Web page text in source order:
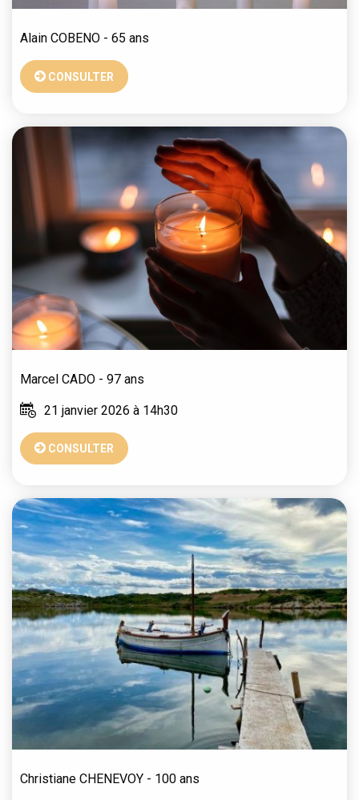
Alain COBENO - 65 ans
CONSULTER
Marcel CADO - 97 ans
21 janvier 2026 à 14h30
CONSULTER
Christiane CHENEVOY - 100 ans